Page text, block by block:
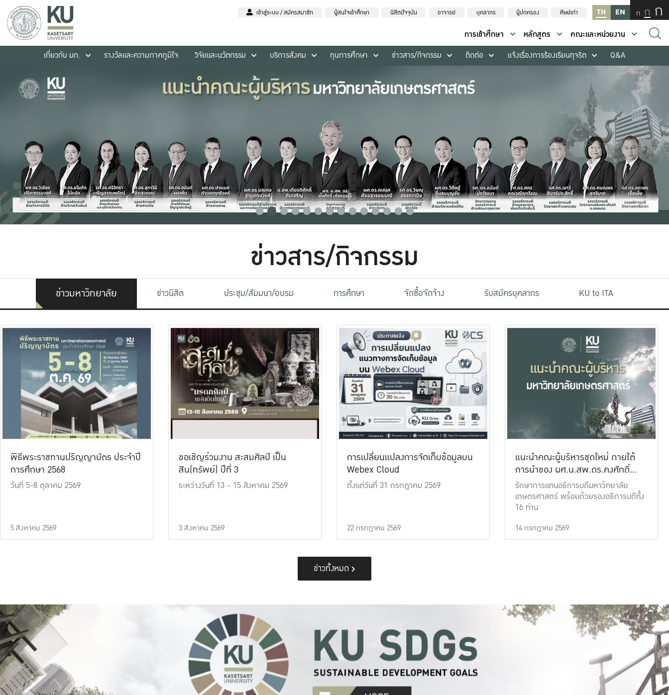
เข้าสู่ระบบ / สมัครสมาชิก ผู้สนใจเข้าศึกษา นิสิตปัจจุบัน อาจารย์ บุคลากร ผู้ปกครอง ศิษย์เก่า TH EN ก ก ก
การเข้าศึกษา หลักสูตร
คณะและหน่วยงาน
เกี่ยวกับ มก.
รางวัลและความภาคภูมิใจ วิจัยและนวัตกรรม บริการสังคม ทุนการศึกษา ข่าวสาร/กิจกรรม ติดต่อ แจ้งเรื่องการร้องเรียนทุจริต Q&A
ข่าวสาร/กิจกรรม
ข่าวมหาวิทยาลัย ข่าวนิสิต ประชุม/สัมมนา/อบรม การศึกษา จัดซื้อจัดจ้าง รับสมัครบุคลากร KU to ITA
พิธีพระราชทานปริญญาบัตร ประจำปี
การศึกษา 2568
วันที่ 5-8 ตุลาคม 2569
5 สิงหาคม 2569
ขอเชิญร่วมงาน สะสมศิลป์ เป็น
สิน(ทรัพย์) ปีที่ 3
ระหว่างวันที่ 13 - 15 สิงหาคม 2569
3 สิงหาคม 2569
การเปลี่ยนแปลงการจัดเก็บข้อมูลบน
Webex Cloud
ตั้งแต่วันที่ 31 กรกฎาคม 2569
22 กรกฎาคม 2569
แนะนำคณะผู้บริหารชุดใหม่ ภายใต้
การนำของ ผศ.น.สพ.ดร.คงศักดิ์
เที่ยงธรรม
รักษาการแทนอธิการบดีมหาวิทยาลัย
เกษตรศาสตร์ พร้อมด้วยรองอธิการบดีทั้ง
16 ท่าน
14 กรกฎาคม 2569
ข่าวทั้งหมด